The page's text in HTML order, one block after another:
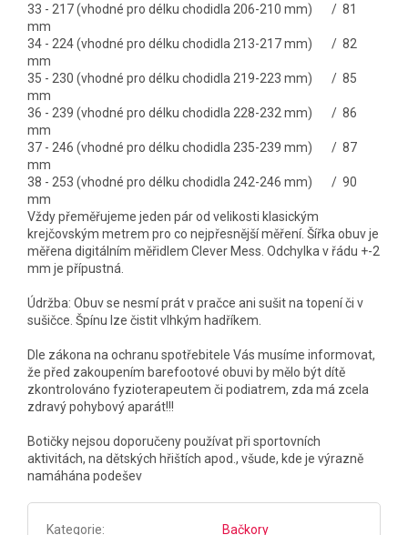
33 - 217 (vhodné pro délku chodidla 206-210 mm) / 81
mm
34 - 224 (vhodné pro délku chodidla 213-217 mm) / 82
mm
35 - 230 (vhodné pro délku chodidla 219-223 mm) / 85
mm
36 - 239 (vhodné pro délku chodidla 228-232 mm) / 86
mm
37 - 246 (vhodné pro délku chodidla 235-239 mm) / 87
mm
38 - 253 (vhodné pro délku chodidla 242-246 mm) / 90
mm
Vždy přeměřujeme jeden pár od velikosti klasickým
krejčovským metrem pro co nejpřesnější měření. Šířka obuv je
měřena digitálním měřidlem Clever Mess. Odchylka v řádu +-2
mm je přípustná.
Údržba: Obuv se nesmí prát v pračce ani sušit na topení či v
sušičce. Špínu lze čistit vlhkým hadříkem.
Dle zákona na ochranu spotřebitele Vás musíme informovat,
že před zakoupením barefootové obuvi by mělo být dítě
zkontrolováno fyzioterapeutem či podiatrem, zda má zcela
zdravý pohybový aparát!!!
Botičky nejsou doporučeny používat při sportovních
aktivitách, na dětských hřištích apod., všude, kde je výrazně
namáhána podešev
Kategorie: Bačkory